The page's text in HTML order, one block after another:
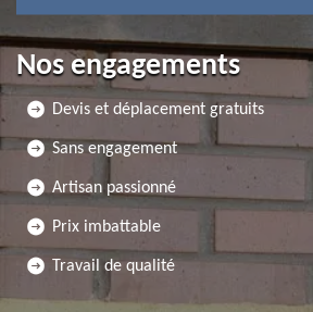
Nos engagements
Devis et déplacement gratuits
Sans engagement
Artisan passionné
Prix imbattable
Travail de qualité